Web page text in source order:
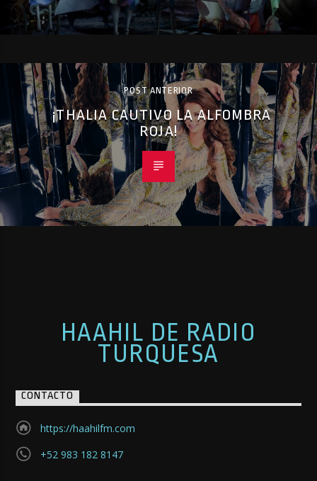
POST ANTERIOR
¡THALIA CAUTIVO LA ALFOMBRA
ROJA!
HAAHIL DE RADIO
TURQUESA
CONTACTO
https://haahilfm.com
+52 983 182 8147